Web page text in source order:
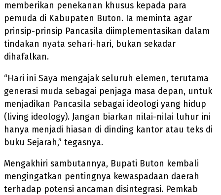
memberikan penekanan khusus kepada para
pemuda di Kabupaten Buton. Ia meminta agar
prinsip-prinsip Pancasila diimplementasikan dalam
tindakan nyata sehari-hari, bukan sekadar
dihafalkan.
“Hari ini Saya mengajak seluruh elemen, terutama
generasi muda sebagai penjaga masa depan, untuk
menjadikan Pancasila sebagai ideologi yang hidup
(living ideology). Jangan biarkan nilai-nilai luhur ini
hanya menjadi hiasan di dinding kantor atau teks di
buku Sejarah,” tegasnya.
Mengakhiri sambutannya, Bupati Buton kembali
mengingatkan pentingnya kewaspadaan daerah
terhadap potensi ancaman disintegrasi. Pemkab